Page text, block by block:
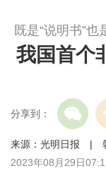
既是“说明书”也
我国首个
分享到：
来源：光明日报
2023年08月29日